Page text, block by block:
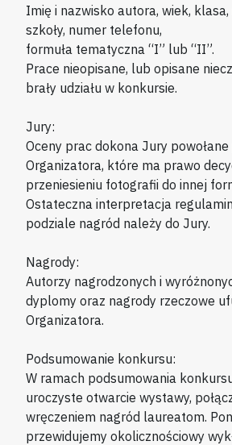
Imię i nazwisko autora, wiek,
szkoły, numer telefonu,
formuła tematyczna “I” lub “II”.
Prace nieopisane, lub opisane
brały udziału w konkursie.
Jury:
Oceny prac dokona Jury
Organizatora, które ma prawo
przeniesieniu fotografii do innej
Ostateczna interpretacja
podziale nagród należy do Jury.
Nagrody:
Autorzy nagrodzonych i
dyplomy oraz nagrody rzeczowe
Organizatora.
Podsumowanie konkursu:
W ramach podsumowania
uroczyste otwarcie wystawy,
wręczeniem nagród laureatom.
przewidujemy okolicznościowy